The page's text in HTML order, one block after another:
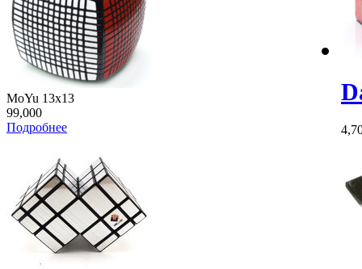
MoYu 13x13
99,000
Подробнее